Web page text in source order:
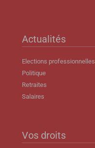
Actualités
Elections professionnelles
Politique
Retraites
Salaires
Vos droits